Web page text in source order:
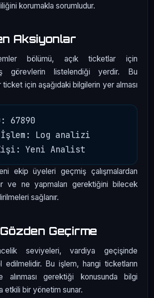
korumakla sorumludur.
Aksiyonlar
bölümü, açık ticketlar için
görevlerin listelendiği yerdir. Bu
için aşağıdaki bilgilerin yer alması
67890
İşlem: Log analizi
ekip üyeleri geçmiş çalışmalardan
ve ne yapmaları gerektiğini bilecek
sağlanır.
Geçirme
seviyeleri, vardiya geçişinde
edilmelidir. Bu işlem, hangi ticketların
gerektiği konusunda bilgi
etkili bir yönetim sunar.